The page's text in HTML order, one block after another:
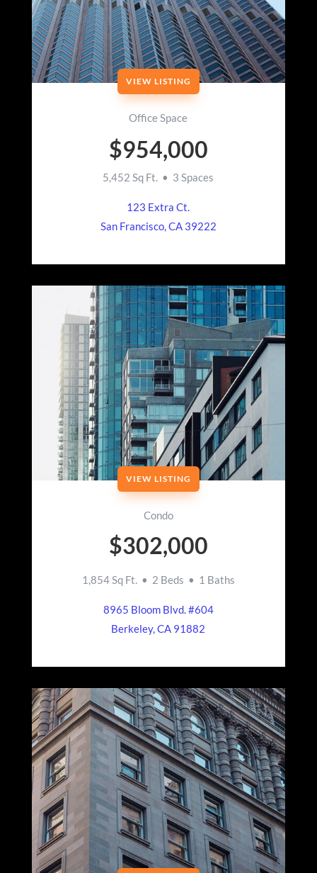
VIEW LISTING
Office Space
$954,000
5,452 Sq Ft. • 3 Spaces
123 Extra Ct.
San Francisco, CA 39222
VIEW LISTING
Condo
$302,000
1,854 Sq Ft. • 2 Beds • 1 Baths
8965 Bloom Blvd. #604
Berkeley, CA 91882